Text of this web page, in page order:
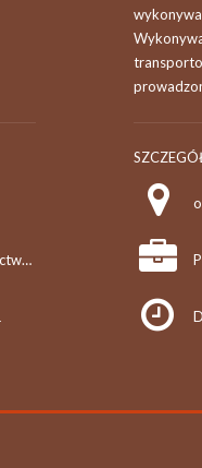
Przedsiębiorstwo Budownictwa Komunikacyjnego "MOSTKOL" Sp. z o.o.